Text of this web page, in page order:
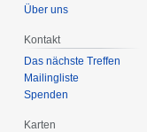
Über uns
Kontakt
Das nächste Treffen
Mailingliste
Spenden
Karten